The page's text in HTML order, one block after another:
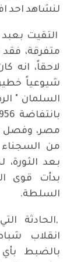
لنشاهد احد
التقيت بعبد
متفرقة،
لاحقاً، انه
شيوعياً
السلمان "
مصر، وفصل
من
بعد
بدأت قوى
السلطة.
,الحادثة
انقلاب
بالضبط